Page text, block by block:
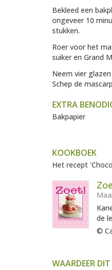
Bekleed een
ongeveer 10
stukken.
Roer voor het
suiker en Grand
Neem vier
Schep de
EXTRA
Bakpapier
KOOKBOEK
Het recept
de
©
WAARDEER DIT